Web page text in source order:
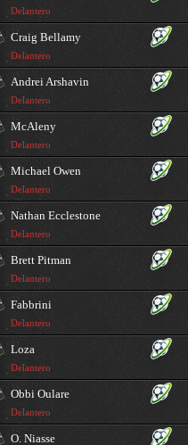
Delantero
Craig Bellamy
Delantero
Andrei Arshavin
Delantero
McAleny
Delantero
Michael Owen
Delantero
Nathan Ecclestone
Delantero
Brett Pitman
Delantero
Fabbrini
Delantero
Loza
Delantero
Obbi Oulare
Delantero
O. Niasse